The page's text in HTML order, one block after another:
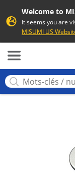
Welcome to
It seems you are
MISUMI US